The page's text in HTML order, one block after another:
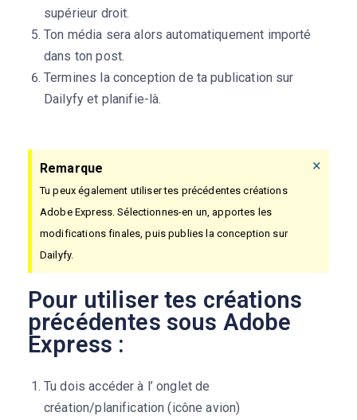
supérieur droit.
Ton média sera alors automatiquement importé
dans ton post.
Termines la conception de ta publication sur
Dailyfy et planifie-là.
Remarque
Tu peux également utiliser tes précédentes créations
Adobe Express. Sélectionnes-en un, apportes les
modifications finales, puis publies la conception sur
Dailyfy.
×
Pour utiliser tes créations
précédentes sous Adobe
Express :
Tu dois accéder à l’ onglet de
création/planification (icône avion)